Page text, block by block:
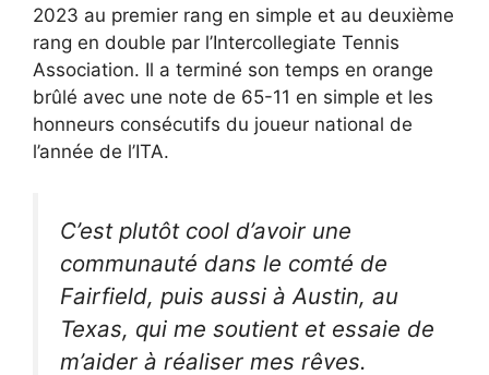
2023 au premier rang en simple et au deuxième
rang en double par l’Intercollegiate Tennis
Association. Il a terminé son temps en orange
brûlé avec une note de 65-11 en simple et les
honneurs consécutifs du joueur national de
l’année de l’ITA.
C’est plutôt cool d’avoir une
communauté dans le comté de
Fairfield, puis aussi à Austin, au
Texas, qui me soutient et essaie de
m’aider à réaliser mes rêves.